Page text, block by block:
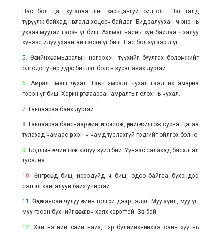
Нас бол цаг хугацаа шиг харьцангуй ойлголт. Нэг талд
түрүүлж байхад нөгөө талд хоцорч байдаг. Бид залуухан ч энэ нь
ухаан муутай гэсэн үг биш. Ахимаг насны хүн байлаа ч залуу
хүнээс илүү ухаантай гэсэн үг биш. Нас бол зүгээр л үг.
5.
Өөрийнхөө амьдралын нэгээхэн түүхийг буулгах боломжийг
олгодог учир дүрс бичлэг болон зураг авах дуртай.
6.
Амралт маш чухал. Гэвч амралт чухал гээд их амарна
гэсэн үг биш. Харин өөртөө таарсан амралтыг олох нь чухал.
7. Ганцаараа байх дуртай.
8. Ганцаараа байснаар өөрийгөө сонсож, өөрийгөө ойлгож сурна. Цагаа
тулахад чамаас өөр хэн ч чамд туслахгүй гэдгийг ойлгох болно.
9. Бодлын өвчин гэж хэцүү зүйл бий. Үүнээс салахад бясалгал
тусална.
10.
Өнгөрсөнд биш, ирээдүйд ч биш, одоо байгаа бүхэндээ
сэтгэл хангалуун байх учиртай.
11.
Өөдөө хаясан чулуу өөрийн толгой дээр гэдэг. Муу зүйл, муу үг,
муу гэсэн бүхнийг өөрөөсөө авч хаях хэрэгтэй. Зөв бай.
12.
Хэн нэгний сайн найз, гэр бүлийнхнийхээ сайн хүү нь